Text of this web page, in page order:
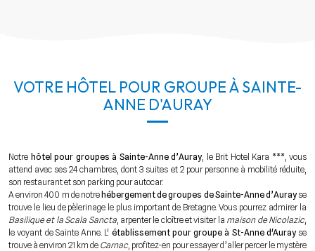
VOTRE HÔTEL POUR GROUPE À SAINTE-
ANNE D'AURAY
Notre hôtel pour groupes à Sainte-Anne d’Auray , le Brit Hotel Kara ***, vous
attend avec ses 24 chambres, dont 3 suites et 2 pour personne à mobilité réduite,
son restaurant et son parking pour autocar.
A environ 400 m de notre hébergement de groupes de Sainte-Anne d’Aurayse
trouve le lieu de pèlerinage le plus important de Bretagne. Vous pourrez admirer la
Basilique et la Scala Sancta, arpenter le cloître et visiter la maison de Nicolazic,
le voyant de Sainte Anne. L' établissement pour groupe à St-Anne d'Auray se
trouve à environ 21 km de Carnac, profitez-en pour essayer d’aller percer le mystère